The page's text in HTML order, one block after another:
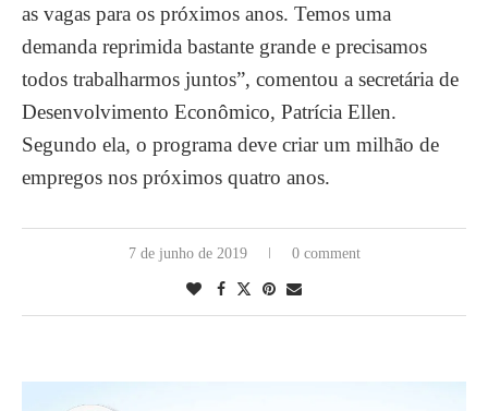
as vagas para os próximos anos. Temos uma
demanda reprimida bastante grande e precisamos
todos trabalharmos juntos”, comentou a secretária de
Desenvolvimento Econômico, Patrícia Ellen.
Segundo ela, o programa deve criar um milhão de
empregos nos próximos quatro anos.
7 de junho de 2019 0 comment